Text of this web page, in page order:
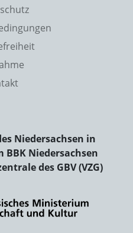
Niedersachsen in
Niedersachsen
des GBV (VZG)